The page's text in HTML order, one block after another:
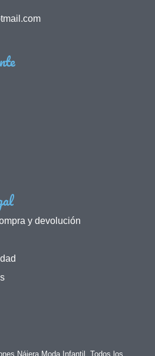
y devolución
Nájera Moda Infantil. Todos los